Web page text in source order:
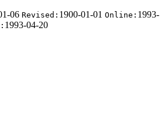
06 Revised: 1900-01-01 Online: 1993-
1993-04-20